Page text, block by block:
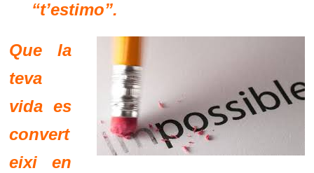
“t’estimo”.
Que la
teva
vida es
convert
eixi en